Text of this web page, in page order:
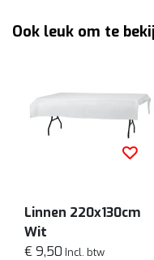
Ook leuk om te
Linnen 220x130cm
Wit
€ 9,50 Incl. btw